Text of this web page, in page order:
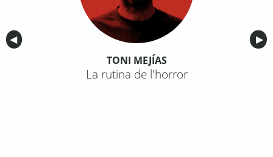
Anterior
◀︎ ▶︎
TONI MEJÍAS
La rutina de l'horror